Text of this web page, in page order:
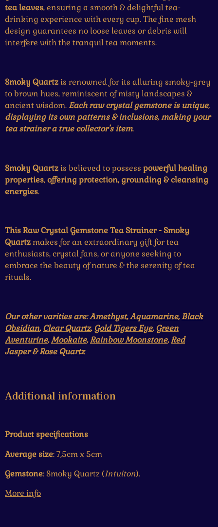
tea leaves, ensuring a smooth & delightful tea-
drinking experience with every cup. The fine mesh
design guarantees no loose leaves or debris will
interfere with the tranquil tea moments.
Smoky Quartzis renowned for its alluring smoky-grey
to brown hues, reminiscent of misty landscapes &
ancient wisdom. Each raw crystal gemstone is unique,
displaying its own patterns & inclusions, making your
tea strainer a true collector's item.
Smoky Quartzis believed to possess powerfulhealing
properties,offering protection, grounding & cleansing
energies.
This Raw Crystal Gemstone Tea Strainer - Smoky
Quartz makes for an extraordinary gift for tea
enthusiasts, crystal fans, or anyone seeking to
embrace the beauty of nature & the serenity of tea
rituals.
Our other varities are:Amethyst,Aquamarine,Black
Obsidian,Clear Quartz, Gold Tigers Eye, Green
Aventurine,Mookaite,Rainbow Moonstone,Red
Jasper&Rose Quartz
Additional information
Product specifications
Average size: 7,5cm x 5cm
Gemstone: Smoky Quartz (Intuiton).
More info